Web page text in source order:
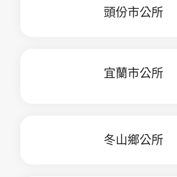
頭份市公所
宜蘭市公所
冬山鄉公所